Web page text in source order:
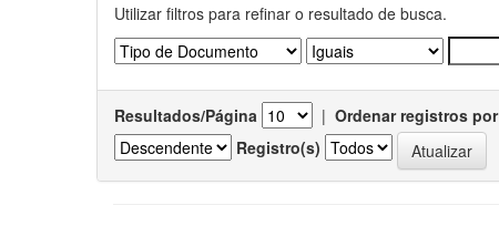
Utilizar filtros para refinar o resultado de busca.
Resultados/Página | Ordenar registros por
Registro(s)